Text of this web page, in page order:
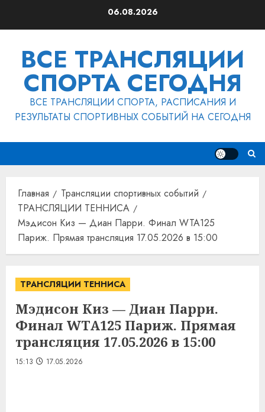
06.08.2026
ВСЕ ТРАНСЛЯЦИИ
СПОРТА СЕГОДНЯ
ВСЕ ТРАНСЛЯЦИИ СПОРТА, РАСПИСАНИЯ И
РЕЗУЛЬТАТЫ СПОРТИВНЫХ СОБЫТИЙ НА СЕГОДНЯ
Главная
Трансляции спортивных событий
ТРАНСЛЯЦИИ ТЕННИСА
Мэдисон Киз — Диан Парри. Финал WTA125
Париж. Прямая трансляция 17.05.2026 в 15:00
ТРАНСЛЯЦИИ ТЕННИСА
Мэдисон Киз — Диан Парри.
Финал WTA125 Париж. Прямая
трансляция 17.05.2026 в 15:00
15:13 17.05.2026